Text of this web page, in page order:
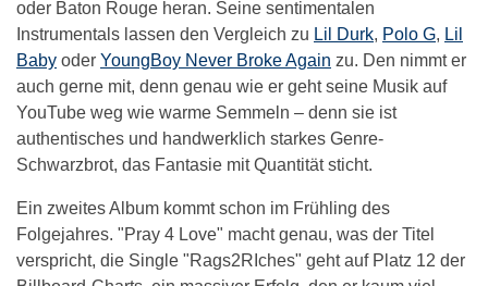
oder Baton Rouge heran. Seine sentimentalen
Instrumentals lassen den Vergleich zu Lil Durk, Polo G, Lil
Baby oder YoungBoy Never Broke Again zu. Den nimmt er
auch gerne mit, denn genau wie er geht seine Musik auf
YouTube weg wie warme Semmeln – denn sie ist
authentisches und handwerklich starkes Genre-
Schwarzbrot, das Fantasie mit Quantität sticht.
Ein zweites Album kommt schon im Frühling des
Folgejahres. "Pray 4 Love" macht genau, was der Titel
verspricht, die Single "Rags2RIches" geht auf Platz 12 der